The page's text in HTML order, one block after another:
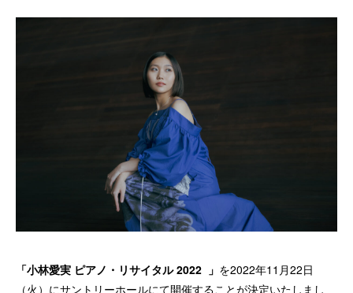
「小林愛実 ピアノ・リサイタル 2022 」 を2022年11月22日
（火）にサントリーホールにて開催することが決定いたしまし